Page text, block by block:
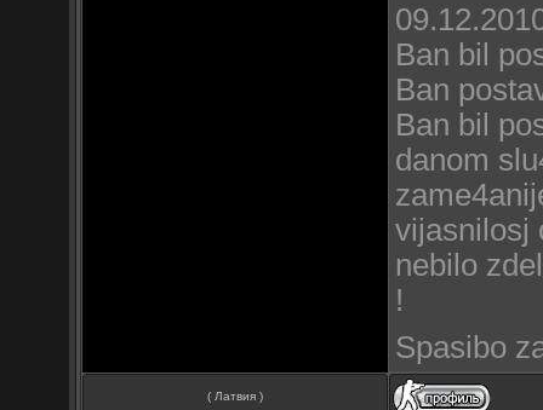
Ban bil
Ban
Ban bil
danom
vijasnilosj
nebilo
!
Spasibo
( Латвия )